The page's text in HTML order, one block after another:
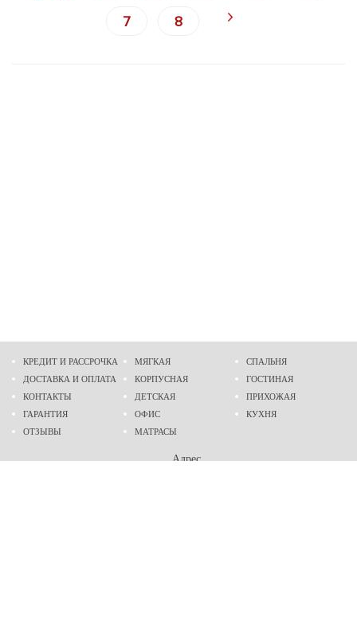
7 8
КРЕДИТ И РАССРОЧКА
ДОСТАВКА И ОПЛАТА
КОНТАКТЫ
ГАРАНТИЯ
ОТЗЫВЫ
МЯГКАЯ
КОРПУСНАЯ
ДЕТСКАЯ
ОФИС
МАТРАСЫ
СПАЛЬНЯ
ГОСТИНАЯ
ПРИХОЖАЯ
КУХНЯ
Адрес